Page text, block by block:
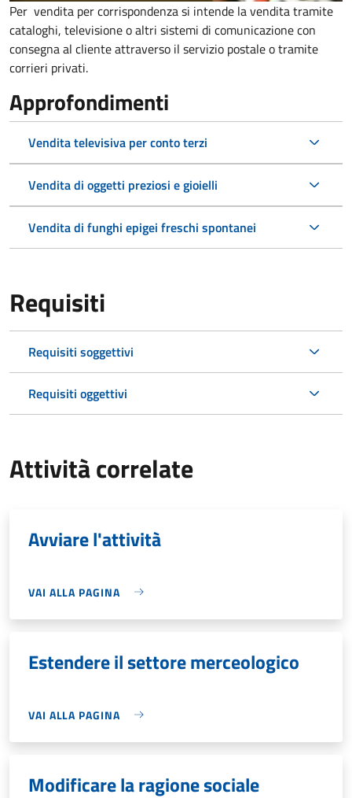
Per vendita per corrispondenza si intende la vendita tramite
cataloghi, televisione o altri sistemi di comunicazione con
consegna al cliente attraverso il servizio postale o tramite
corrieri privati.
Approfondimenti
Vendita televisiva per conto terzi
Vendita di oggetti preziosi e gioielli
Vendita di funghi epigei freschi spontanei
Requisiti
Requisiti soggettivi
Requisiti oggettivi
Attività correlate
Avviare l'attività
VAI ALLA PAGINA
Estendere il settore merceologico
VAI ALLA PAGINA
Modificare la ragione sociale